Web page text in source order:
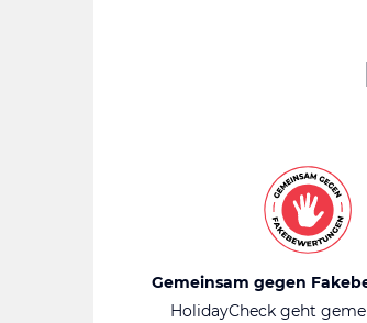
Gemeinsam gegen
HolidayCheck geht